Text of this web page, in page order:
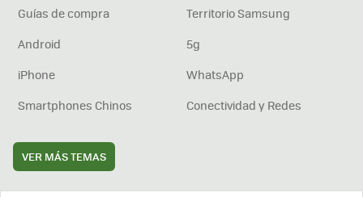
Guías de compra
Territorio Samsung
Android
5g
iPhone
WhatsApp
Smartphones Chinos
Conectividad y Redes
VER MÁS TEMAS